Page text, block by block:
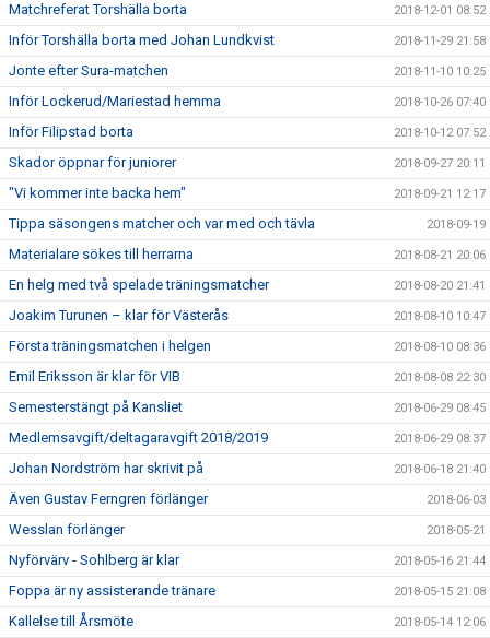
Matchreferat Torshälla borta 2018-12-01 08:52
Inför Torshälla borta med Johan Lundkvist 2018-11-29 21:58
Jonte efter Sura-matchen 2018-11-10 10:25
Inför Lockerud/Mariestad hemma 2018-10-26 07:40
Inför Filipstad borta 2018-10-12 07:52
Skador öppnar för juniorer 2018-09-27 20:11
"Vi kommer inte backa hem" 2018-09-21 12:17
Tippa säsongens matcher och var med och tävla 2018-09-19
Materialare sökes till herrarna 2018-08-21 20:06
En helg med två spelade träningsmatcher 2018-08-20 21:41
Joakim Turunen – klar för Västerås 2018-08-10 10:47
Första träningsmatchen i helgen 2018-08-10 08:36
Emil Eriksson är klar för VIB 2018-08-08 22:30
Semesterstängt på Kansliet 2018-06-29 08:45
Medlemsavgift/deltagaravgift 2018/2019 2018-06-29 08:37
Johan Nordström har skrivit på 2018-06-18 21:40
Även Gustav Ferngren förlänger 2018-06-03
Wesslan förlänger 2018-05-21
Nyförvärv - Sohlberg är klar 2018-05-16 21:44
Foppa är ny assisterande tränare 2018-05-15 21:08
Kallelse till Årsmöte 2018-05-14 12:06